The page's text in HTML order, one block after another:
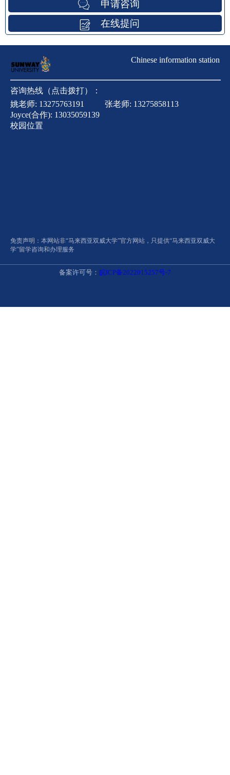
申请咨询
在线提问
Chinese information station
咨询热线（点击拨打）：
姚老师: 13275763191 张老师: 13275858113
Joyce(合作): 13035059139
校园位置
免责声明：本网站非“马来西亚双威大学”官方网站，只提供“马来西亚双威大
学”留学咨询和办理服务
备案许可号： 皖ICP备2022015257号-7